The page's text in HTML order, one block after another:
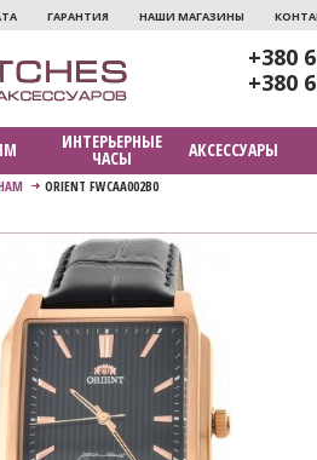
ГАРАНТИЯ НАШИ МАГАЗИНЫ
+380
+380
ИНТЕРЬЕРНЫЕ
ЧАСЫ АКСЕССУАРЫ
ORIENT FWCAA002B0